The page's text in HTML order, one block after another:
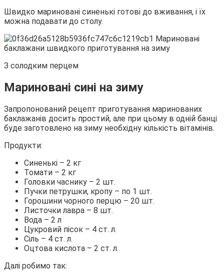
Швидко мариновані синенькі готові до вживання, і їх
можна подавати до столу.
З солодким перцем
Мариновані сині на зиму
Запропонований рецепт приготування маринованих
баклажанів досить простий, але при цьому в одній банці
буде заготовлено на зиму необхідну кількість вітамінів.
Продукти:
Синенькі – 2 кг
Томати – 2 кг
Головки часнику – 2 шт.
Пучки петрушки, кропу – по 1 шт.
Горошини чорного перцю – 20 шт.
Листочки лавра – 8 шт.
Вода – 2 л
Цукровий пісок – 4 ст. л.
Сіль – 4 ст. л.
Оцтова кислота – 2 ст. л.
Далі робимо так: